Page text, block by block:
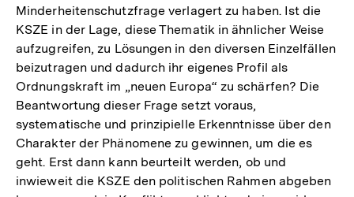
Minderheitenschutzfrage verlagert zu haben. Ist die
KSZE in der Lage, diese Thematik in ähnlicher Weise
aufzugreifen, zu Lösungen in den diversen Einzelfällen
beizutragen und dadurch ihr eigenes Profil als
Ordnungskraft im „neuen Europa“ zu schärfen? Die
Beantwortung dieser Frage setzt voraus,
systematische und prinzipielle Erkenntnisse über den
Charakter der Phänomene zu gewinnen, um die es
geht. Erst dann kann beurteilt werden, ob und
inwieweit die KSZE den politischen Rahmen abgeben